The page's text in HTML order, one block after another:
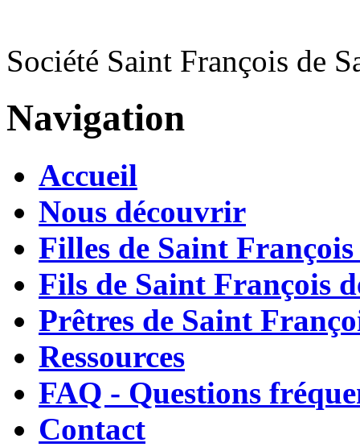
Société Saint François de
Navigation
Accueil
Nous découvrir
Filles de Saint François
Fils de Saint François
Prêtres de Saint
Ressources
FAQ - Questions
Contact